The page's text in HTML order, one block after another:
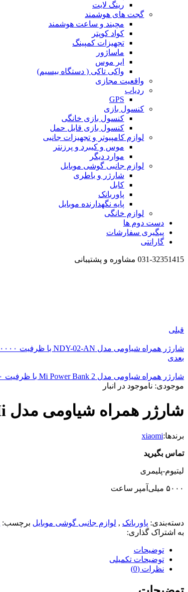
رینگ لایت
گجت های هوشمند
مچبند و ساعت هوشمند
کواد کوپتر
تجهیزات کمپینگ
ماساژور
ایر موس
واکی تاکی ( دستگاه بیسیم)
واقعیت مجازی
ردیاب
GPS
کنسول بازی
کنسول بازی خانگی
کنسول بازی قابل حمل
لوازم کامپیوتر و تجهیزات جانبی
موس و کیبرد و پرزنتر
موارد دیگر
لوازم جانبی گوشی موبایل
شارژر و باطری
کابل
پاوربانک
پایه نگهدارنده موبایل
لوازم خانگی
دست دوم ها
پیگیری سفارشات
گارانتی
031-32351415 مشاوره و پشتیبانی
قبلی
شارژر همراه شیاومی مدل NDY-02-AN با ظرفیت ۱۰۰۰۰ میلی آمپر ساعت
بعدی
شارژر همراه شیاومی مدل Mi Power Bank 2 با ظرفیت ۱۰۰۰۰
موجودی: ناموجود در انبار
شارژر همراه شیاومی مدل Mi با ظرفیت ۵۰۰۰ میلی آمپر
برندها:xiaomi
تماس بگیرید
لیتیوم-پلیمری
۵۰۰۰ میلی‌آمپر ساعت
دسته‌بندی: پاوربانک , لوازم جانبی گوشی موبایل برچسب:
به اشتراک گذاری:
توضیحات
توضیحات تکمیلی
نظرات (0)